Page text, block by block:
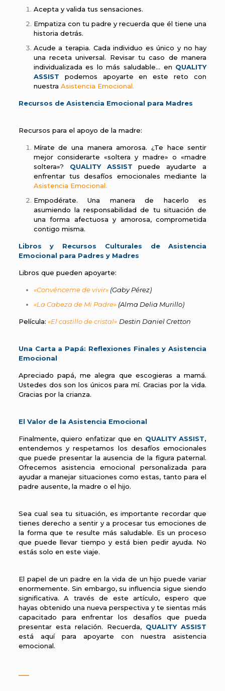
Acepta y valida tus sensaciones.
Empatiza con tu padre y recuerda que él tiene una
historia detrás.
Acude a terapia. Cada individuo es único y no hay
una receta universal. Revisar tu caso de manera
individualizada es lo más saludable… en QUALITY
ASSIST podemos apoyarte en este reto con
nuestra Asistencia Emocional.
Recursos de Asistencia Emocional para Madres
Recursos para el apoyo de la madre:
Mírate de una manera amorosa. ¿Te hace sentir
mejor considerarte «soltera y madre» o «madre
soltera»? QUALITY ASSIST
puede ayudarte a
enfrentar tus desafíos emocionales mediante la
Asistencia Emocional.
Empodérate. Una manera de hacerlo es
asumiendo la responsabilidad de tu situación de
una forma afectuosa y amorosa, comprometida
contigo misma.
Libros y Recursos Culturales de Asistencia
Emocional para Padres y Madres
Libros que pueden apoyarte:
«Convénceme de vivir» (Gaby Pérez)
«La Cabeza de Mi Padre» (Alma Delia Murillo)
Película: «El castillo de cristal» Destin Daniel Cretton
Una Carta a Papá: Reflexiones Finales y Asistencia
Emocional
Apreciado papá, me alegra que escogieras a mamá.
Ustedes dos son los únicos para mí. Gracias por la vida.
Gracias por la crianza.
El Valor de la Asistencia Emocional
Finalmente, quiero enfatizar que en QUALITY ASSIST,
entendemos y respetamos los desafíos emocionales
que puede presentar la ausencia de la figura paternal.
Ofrecemos asistencia emocional personalizada para
ayudar a manejar situaciones como estas, tanto para el
padre ausente, la madre o el hijo.
Sea cual sea tu situación, es importante recordar que
tienes derecho a sentir y a procesar tus emociones de
la forma que te resulte más saludable. Es un proceso
que puede llevar tiempo y está bien pedir ayuda. No
estás solo en este viaje.
El papel de un padre en la vida de un hijo puede variar
enormemente. Sin embargo, su influencia sigue siendo
significativa. A través de este artículo, espero que
hayas obtenido una nueva perspectiva y te sientas más
capacitado para enfrentar los desafíos que pueda
presentar esta relación. Recuerda, QUALITY ASSIST
está aquí para apoyarte con nuestra asistencia
emocional.